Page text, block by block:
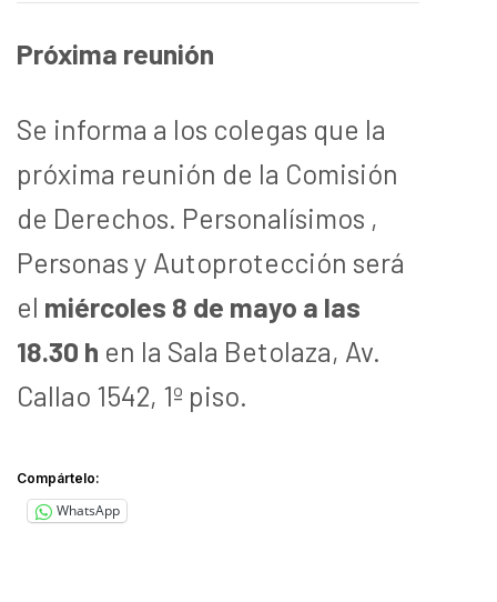
Próxima reunión
Se informa a los colegas que la
próxima reunión de la Comisión
de Derechos. Personalísimos ,
Personas y Autoprotección será
el miércoles 8 de mayo a las
18.30 h en la Sala Betolaza, Av.
Callao 1542, 1º piso.
Compártelo:
WhatsApp